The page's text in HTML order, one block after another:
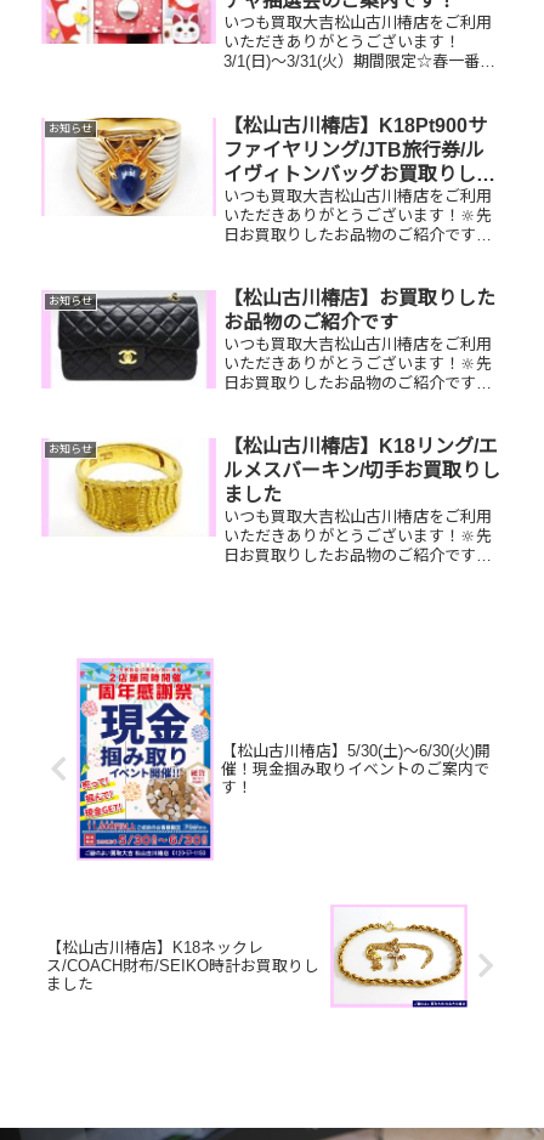
いつも買取大吉松山古川椿店をご利用
いただきありがとうございます！
3/1(日)～3/31(火）期間限定☆春一番・
中です！🥰11,500円以上ご成約のお客
様限定でご参加いただけ...
お知らせ
【松山古川椿店】K18Pt900サ
ファイヤリング/JTB旅行券/ル
イヴィトンバッグお買取りしま
した
いつも買取大吉松山古川椿店をご利用
いただきありがとうございます！🔆先
日お買取りしたお品物のご紹介です。
スメイクアップお家で眠っているお品
物はございませんか...
お知らせ
【松山古川椿店】お買取りした
お品物のご紹介です
いつも買取大吉松山古川椿店をご利用
いただきありがとうございます！🔆先
日お買取りしたお品物のご紹介です。
はございませんか？そのお品物ぜひ！
買取大吉松山古川椿店にお査定...
お知らせ
【松山古川椿店】K18リング/エ
ルメスバーキン/切手お買取りし
ました
いつも買取大吉松山古川椿店をご利用
いただきありがとうございます！🔆先
日お買取りしたお品物のご紹介です。
【松山古川椿店】5/30(土)～6/30(火)開
催！現金掴み取りイベントのご案内で
す！
【松山古川椿店】K18ネックレ
ス/COACH財布/SEIKO時計お買取りし
ました